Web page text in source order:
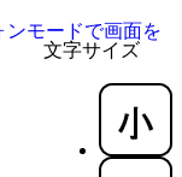
文字サイズ
ンモードで画面を